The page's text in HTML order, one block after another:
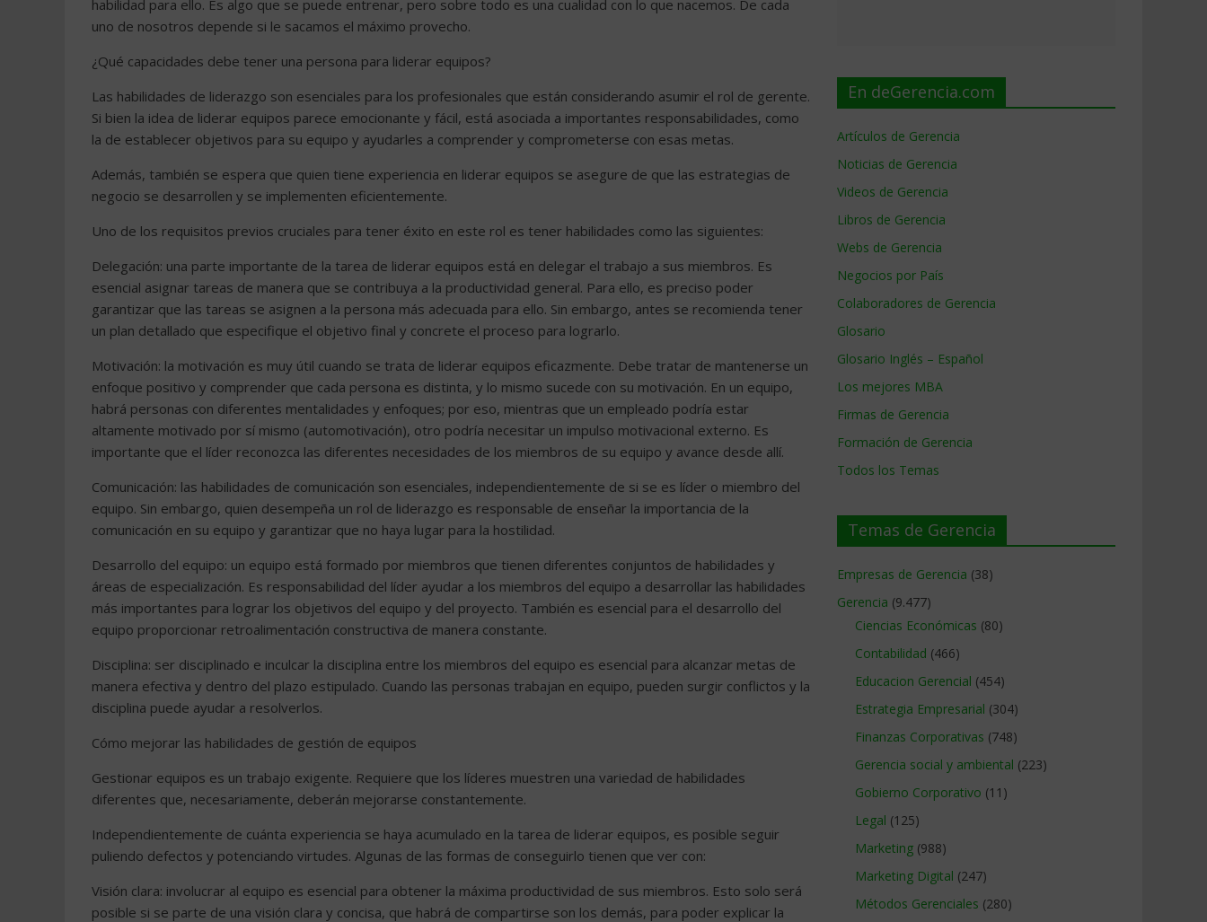
habilidad para ello. Es algo que se puede entrenar, pero sobre todo es una cualidad con lo que nacemos. De cada
uno de nosotros depende si le sacamos el máximo provecho.
¿Qué capacidades debe tener una persona para liderar equipos?
Las habilidades de liderazgo son esenciales para los profesionales que están considerando asumir el rol de gerente.
Si bien la idea de liderar equipos parece emocionante y fácil, está asociada a importantes responsabilidades, como
la de establecer objetivos para su equipo y ayudarles a comprender y comprometerse con esas metas.
Además, también se espera que quien tiene experiencia en liderar equipos se asegure de que las estrategias de
negocio se desarrollen y se implementen eficientemente.
Uno de los requisitos previos cruciales para tener éxito en este rol es tener habilidades como las siguientes:
Delegación: una parte importante de la tarea de liderar equipos está en delegar el trabajo a sus miembros. Es
esencial asignar tareas de manera que se contribuya a la productividad general. Para ello, es preciso poder
garantizar que las tareas se asignen a la persona más adecuada para ello. Sin embargo, antes se recomienda tener
un plan detallado que especifique el objetivo final y concrete el proceso para lograrlo.
Motivación: la motivación es muy útil cuando se trata de liderar equipos eficazmente. Debe tratar de mantenerse un
enfoque positivo y comprender que cada persona es distinta, y lo mismo sucede con su motivación. En un equipo,
habrá personas con diferentes mentalidades y enfoques; por eso, mientras que un empleado podría estar
altamente motivado por sí mismo (automotivación), otro podría necesitar un impulso motivacional externo. Es
importante que el líder reconozca las diferentes necesidades de los miembros de su equipo y avance desde allí.
Comunicación: las habilidades de comunicación son esenciales, independientemente de si se es líder o miembro del
equipo. Sin embargo, quien desempeña un rol de liderazgo es responsable de enseñar la importancia de la
comunicación en su equipo y garantizar que no haya lugar para la hostilidad.
Desarrollo del equipo: un equipo está formado por miembros que tienen diferentes conjuntos de habilidades y
áreas de especialización. Es responsabilidad del líder ayudar a los miembros del equipo a desarrollar las habilidades
más importantes para lograr los objetivos del equipo y del proyecto. También es esencial para el desarrollo del
equipo proporcionar retroalimentación constructiva de manera constante.
Disciplina: ser disciplinado e inculcar la disciplina entre los miembros del equipo es esencial para alcanzar metas de
manera efectiva y dentro del plazo estipulado. Cuando las personas trabajan en equipo, pueden surgir conflictos y la
disciplina puede ayudar a resolverlos.
Cómo mejorar las habilidades de gestión de equipos
Gestionar equipos es un trabajo exigente. Requiere que los líderes muestren una variedad de habilidades
diferentes que, necesariamente, deberán mejorarse constantemente.
Independientemente de cuánta experiencia se haya acumulado en la tarea de liderar equipos, es posible seguir
puliendo defectos y potenciando virtudes. Algunas de las formas de conseguirlo tienen que ver con:
Visión clara: involucrar al equipo es esencial para obtener la máxima productividad de sus miembros. Esto solo será
posible si se parte de una visión clara y concisa, que habrá de compartirse son los demás, para poder explicar la
En deGerencia.com
Artículos de Gerencia
Noticias de Gerencia
Videos de Gerencia
Libros de Gerencia
Webs de Gerencia
Negocios por País
Colaboradores de Gerencia
Glosario
Glosario Inglés – Español
Los mejores MBA
Firmas de Gerencia
Formación de Gerencia
Todos los Temas
Temas de Gerencia
Empresas de Gerencia (38)
Gerencia (9.477)
Ciencias Económicas (80)
Contabilidad (466)
Educacion Gerencial (454)
Estrategia Empresarial (304)
Finanzas Corporativas (748)
Gerencia social y ambiental (223)
Gobierno Corporativo (11)
Legal (125)
Marketing (988)
Marketing Digital (247)
Métodos Gerenciales (280)